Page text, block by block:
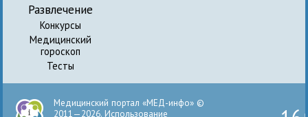
Развлечение
Конкурсы
Медицинский
гороскоп
Тесты
Медицинский портал «МЕД-инфо» ©
2011—2026. Использование